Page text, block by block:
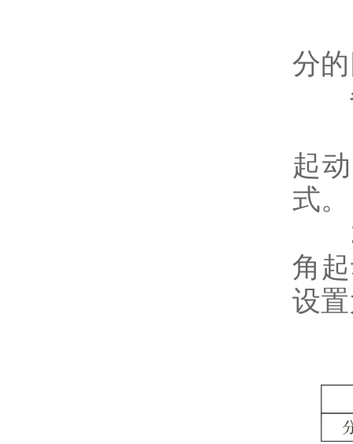
分
起
式。
2)
角
设